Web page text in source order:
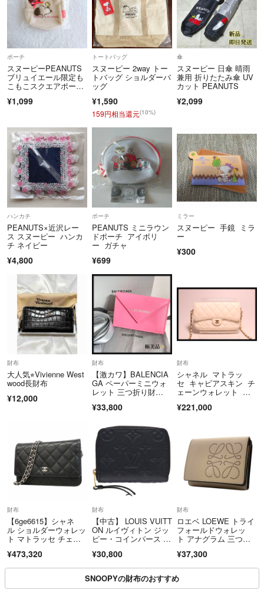
充分にご了解、ご納得の上で
ご購入をお願い申し上げます。
スタジオクリップ Studio Clip
アンラシーネ enracine
エヘカソポ ehka sopo
キューブシュガー CUBE SUGAR
ビーエルユーイー B.L.U.E.
アネカゼファーaneka zephyr
カリネ CALINER
ノースオブジェクト north object
サマンサモス ＳＭ２
無印良品
サンバレー SUN VALLEY
千趣会 BELL MAISON ベルメゾン
ユニクロ、ＧＵ商品、
雑貨まで幅広く出品していきます。
ポーチ
スヌーピーPEANUTS
ブリュイエール限定も
こもこスクエアポーチ
¥1,099
トートバッグ
スヌーピー 2way トー
トバッグ ショルダーバ
ッグ
¥1,590
159円相当還元(10%)
傘
スヌーピー 日傘 晴雨
兼用 折りたたみ傘 UV
カット PEANUTS
¥2,099
ハンカチ
PEANUTS×近沢レー
ス スヌーピー ハンカ
チ ネイビー
¥4,800
ポーチ
PEANUTS ミニラウン
ドポーチ アイボリ
ー ガチャ
¥699
ミラー
スヌーピー 手鏡 ミラ
ー
¥300
財布
大人気⭐︎Vivienne West
wood長財布
¥12,000
財布
【激カワ】BALENCIA
GA ペーパーミニウォ
レット 三つ折り財
¥33,800
財布
シャネル マトラッ
セ キャビアスキン チ
ェーンウォレット シ
l28523
¥221,000
財布
【6ge6615】シャネ
ル ショルダーウォレッ
ト マトラッセ チェー
スキン ブラック シル
バー金具【中古】レデ
¥473,320
財布
【中古】 LOUIS VUITT
ON ルイヴィトン ジッ
ピー・コインパース M
ンプラント ノワー
ル ブラック 小銭入
れ コインケース 財
布 26009370 RS
¥30,800
財布
ロエベ LOEWE トライ
フォールドウォレッ
ト アナグラム 三つ折
ー トライフォール
ド ウォレット 財布
¥37,300
SNOOPYの財布のおすすめ